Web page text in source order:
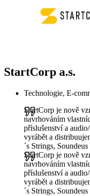
StartCorp a.s.
Technologie, E-
StartCorp je nově
navrhováním
příslušenství a
vyrábět a
´s Strings,
StartCorp je nově
navrhováním
příslušenství a
vyrábět a
´s Strings,